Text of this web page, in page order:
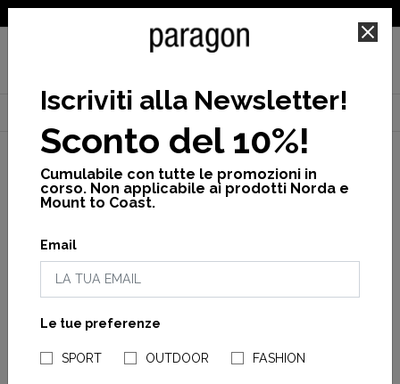
NEGOZI PARAGONSHOP
Home Kid Calzature Slippers Classic slipper k
Iscriviti alla Newsletter!
Sconto del 10%!
Cumulabile con tutte le promozioni in
corso. Non applicabile ai prodotti Norda e
Mount to Coast.
Email
Le tue preferenze
SPORT OUTDOOR FASHION